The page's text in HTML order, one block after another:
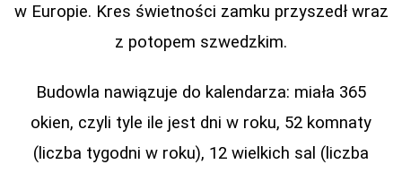
w Europie. Kres świetności zamku przyszedł wraz
z potopem szwedzkim.
Budowla nawiązuje do kalendarza: miała 365
okien, czyli tyle ile jest dni w roku, 52 komnaty
(liczba tygodni w roku), 12 wielkich sal (liczba